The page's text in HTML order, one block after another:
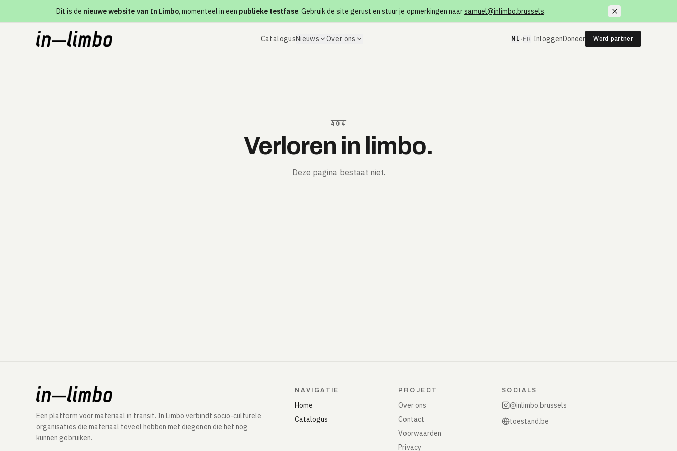
Dit is de nieuwe website van In Limbo, momenteel in een publieke testfase. Gebruik de site gerust en stuur je opmerkingen naarsamuel@inlimbo.brussels.
CatalogusNieuws Over ons NL · FR InloggenDoneer Word partner
404
Verloren in limbo.
Deze pagina bestaat niet.
Een platform voor materiaal in transit. In Limbo verbindt socio-culturele
organisaties die materiaal teveel hebben met diegenen die het nog
kunnen gebruiken.
NAVIGATIE
Home
Catalogus
PROJECT
Over ons
Contact
Voorwaarden
Privacy
SOCIALS
@inlimbo.brussels
toestand.be